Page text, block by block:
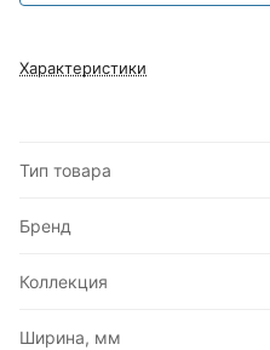
Характеристики
Тип товара
Бренд
Коллекция
Ширина, мм